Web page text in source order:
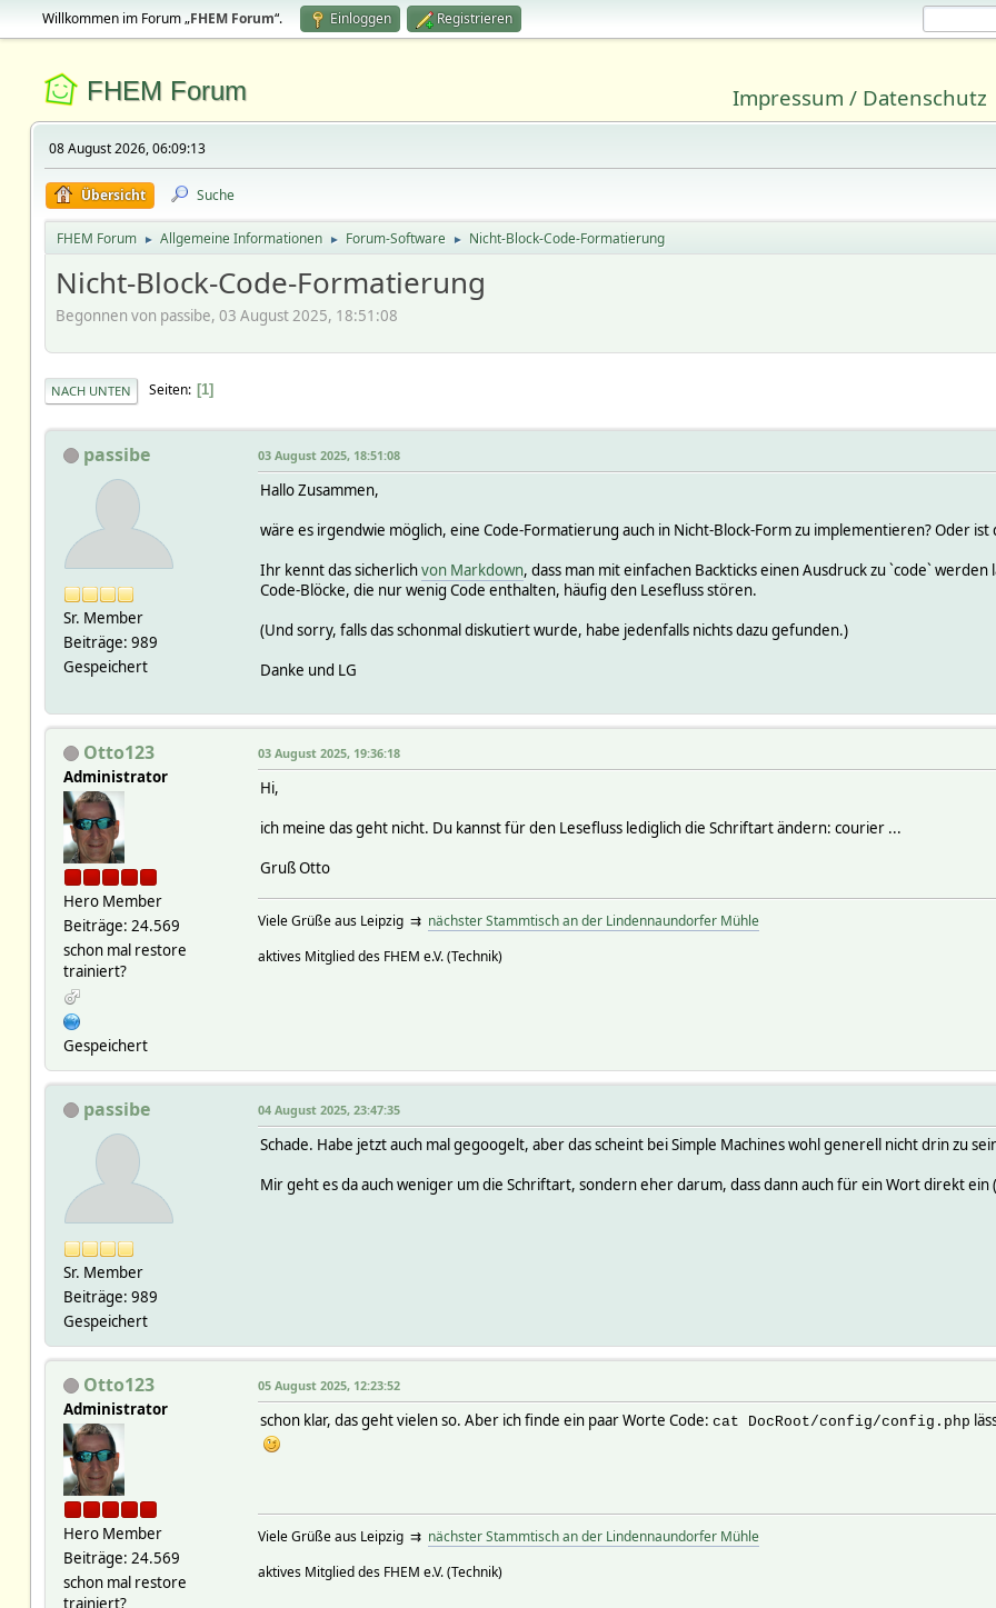
Willkommen im Forum „FHEM Forum“. Einloggen Registrieren
FHEM Forum Impressum / Datenschutz
08 August 2026, 06:09:13
Übersicht Suche
FHEM Forum ► Allgemeine Informationen ► Forum-Software ► Nicht-Block-Code-Formatierung
Nicht-Block-Code-Formatierung
Begonnen von passibe, 03 August 2025, 18:51:08
NACH UNTEN Seiten 1
passibe
Sr. Member
Beiträge: 989
Gespeichert
03 August 2025, 18:51:08
Hallo Zusammen,
wäre es irgendwie möglich, eine Code-Formatierung auch in Nicht-Block-Form zu implementieren? Oder ist
Ihr kennt das sicherlichvon Markdown, dass man mit einfachen Backticks einen Ausdruck zu `code`
Code-Blöcke, die nur wenig Code enthalten, häufig den Lesefluss stören.
(Und sorry, falls das schonmal diskutiert wurde, habe jedenfalls nichts dazu gefunden.)
Danke und LG
Otto123
Administrator
Hero Member
Beiträge: 24.569
schon mal restore
trainiert?
Gespeichert
03 August 2025, 19:36:18
Hi,
ich meine das geht nicht. Du kannst für den Lesefluss lediglich die Schriftart ändern: courier ...
Gruß Otto
Viele Grüße aus Leipzig ⇉ nächster Stammtisch an der Lindennaundorfer Mühle
aktives Mitglied des FHEM e.V. (Technik)
passibe
Sr. Member
Beiträge: 989
Gespeichert
04 August 2025, 23:47:35
Schade. Habe jetzt auch mal gegoogelt, aber das scheint bei Simple Machines wohl generell nicht drin zu
Mir geht es da auch weniger um die Schriftart, sondern eher darum, dass dann auch für ein Wort direkt
Otto123
Administrator
Hero Member
Beiträge: 24.569
schon mal restore
trainiert?
05 August 2025, 12:23:52
schon klar, das geht vielen so. Aber ich finde ein paar Worte Code: cat DocRoot/config/config.php
Viele Grüße aus Leipzig ⇉ nächster Stammtisch an der Lindennaundorfer Mühle
aktives Mitglied des FHEM e.V. (Technik)